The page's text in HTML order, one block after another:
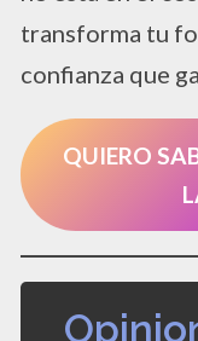
transforma tu
confianza que
QUIERO